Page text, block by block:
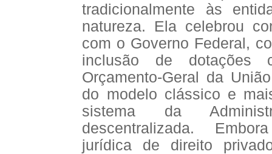
tradicionalmente às
natureza. Ela celebrou
com o Governo Federal,
inclusão de dotações
Orçamento-Geral da
do modelo clássico e
sistema da
descentralizada.
jurídica de direito